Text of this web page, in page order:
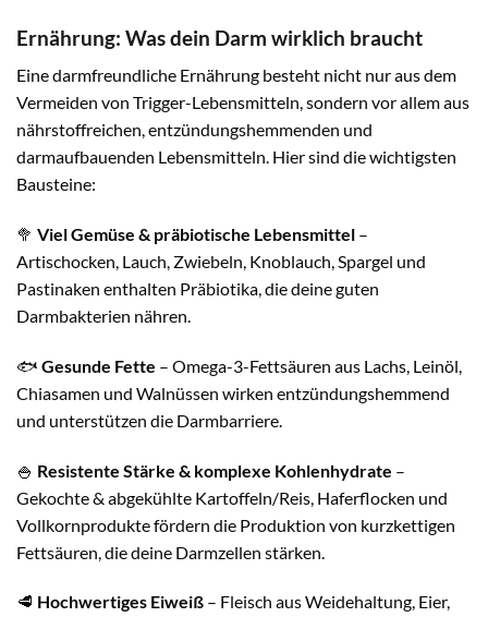
Ernährung: Was dein Darm wirklich braucht
Eine darmfreundliche Ernährung besteht nicht nur aus dem
Vermeiden von Trigger-Lebensmitteln, sondern vor allem aus
nährstoffreichen, entzündungshemmenden und
darmaufbauenden Lebensmitteln. Hier sind die wichtigsten
Bausteine:
🥦 Viel Gemüse & präbiotische Lebensmittel –
Artischocken, Lauch, Zwiebeln, Knoblauch, Spargel und
Pastinaken enthalten Präbiotika, die deine guten
Darmbakterien nähren.
🐟 Gesunde Fette – Omega-3-Fettsäuren aus Lachs, Leinöl,
Chiasamen und Walnüssen wirken entzündungshemmend
und unterstützen die Darmbarriere.
🍚 Resistente Stärke & komplexe Kohlenhydrate –
Gekochte & abgekühlte Kartoffeln/Reis, Haferflocken und
Vollkornprodukte fördern die Produktion von kurzkettigen
Fettsäuren, die deine Darmzellen stärken.
🥩 Hochwertiges Eiweiß – Fleisch aus Weidehaltung, Eier,